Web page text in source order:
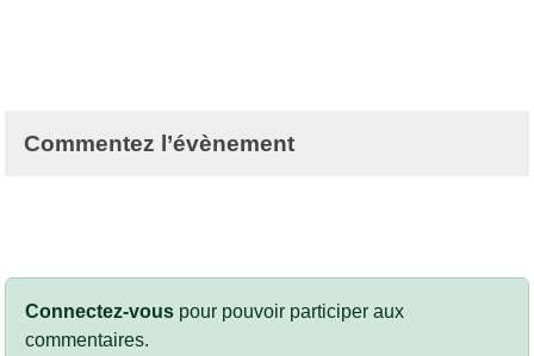
Commentez l’évènement
Connectez-vous pour pouvoir participer aux
commentaires.